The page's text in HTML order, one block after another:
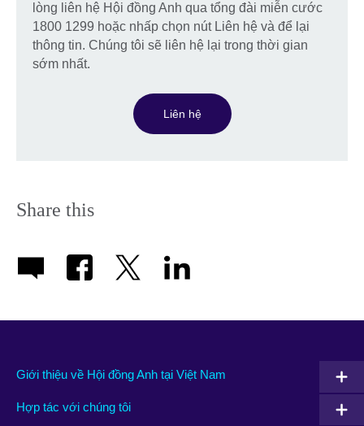
lòng liên hệ Hội đồng Anh qua tổng đài miễn cước
1800 1299 hoặc nhấp chọn nút Liên hệ và để lại
thông tin. Chúng tôi sẽ liên hệ lại trong thời gian
sớm nhất.
Liên hệ
Share this
Giới thiệu về Hội đồng Anh tại Việt Nam
Hợp tác với chúng tôi